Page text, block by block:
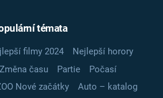
témata
filmy 2024
Nejlepší horory
Změna času Partie
Počasí
Nové začátky
Auto – katalog